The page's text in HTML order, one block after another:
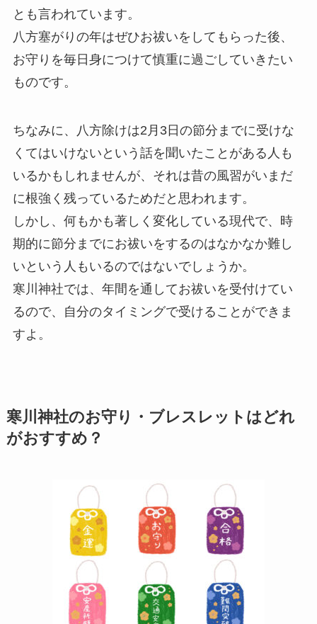
とも言われています。
八方塞がりの年はぜひお祓いをしてもらった後、
お守りを毎日身につけて慎重に過ごしていきたい
ものです。
ちなみに、八方除けは2月3日の節分までに受けな
くてはいけないという話を聞いたことがある人も
いるかもしれませんが、それは昔の風習がいまだ
に根強く残っているためだと思われます。
しかし、何もかも著しく変化している現代で、時
期的に節分までにお祓いをするのはなかなか難し
いという人もいるのではないでしょうか。
寒川神社では、年間を通してお祓いを受付けてい
るので、自分のタイミングで受けることができま
すよ。
寒川神社のお守り・ブレスレットはどれ
がおすすめ？